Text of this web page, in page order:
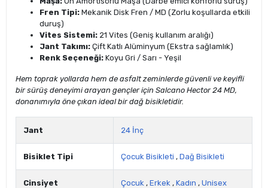
Fren Tipi: Mekanik Disk Fren / MD (Zorlu koşullarda etkili
duruş)
Vites Sistemi: 21 Vites (Geniş kullanım aralığı)
Jant Takımı: Çift Katlı Alüminyum (Ekstra sağlamlık)
Renk Seçeneği: Koyu Gri / Sarı - Yeşil
Hem toprak yollarda hem de asfalt zeminlerde güvenli ve keyifli
bir sürüş deneyimi arayan gençler için Salcano Hector 24 MD,
donanımıyla öne çıkan ideal bir dağ bisikletidir.
Jant 24 İnç
Bisiklet Tipi Çocuk Bisikleti , Dağ Bisikleti
Cinsiyet Çocuk , Erkek , Kadın , Unisex